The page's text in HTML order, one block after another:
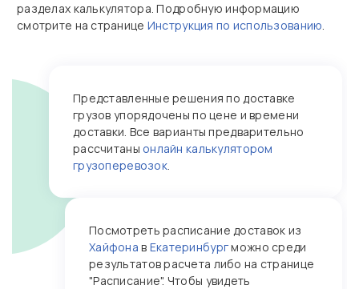
разделах калькулятора. Подробную информацию
смотрите на странице Инструкция по использованию.
Представленные решения по доставке
грузов упорядочены по цене и времени
доставки. Все варианты предварительно
рассчитаны онлайн калькулятором
грузоперевозок.
Посмотреть расписание доставок из
Хайфона в Екатеринбургможно среди
результатов расчета либо на странице
"Расписание". Чтобы увидеть